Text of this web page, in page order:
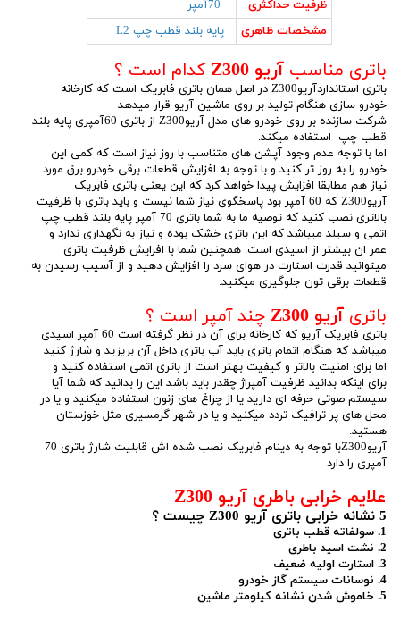
ظرفیت حداکثری
مشخصات ظاهری
پایه بلند قطب چپ L2
باتری مناسب آریو Z300 کدام است ؟
باتری استانداردآریوZ300 در اصل همان باتری فابریک است که کارخانه
خودرو سازی هنگام تولید بر روی ماشین آریو قرار میدهد
شرکت سازنده بر روی خودرو های مدل آریوZ300 از باتری 60آمپری پایه بلند
قطب چپ استفاده میکند.
اما با توجه عدم وجود آپشن های متناسب با روز نیاز است که کمی این
خودرو را به روز تر کنید و با توجه به افزایش قطعات برقی خودرو برق مورد
نیاز هم مطابقا افزایش پیدا خواهد کرد که این یعنی باتری فابریک
آریوZ300 که 60 آمپر بود پاسخگوی نیاز شما نیست و باید باتری با ظرفیت
بالاتری نصب کنید که توصیه ما به شما باتری 70 آمپر پایه بلند قطب چپ
اتمی و سیلد میباشد که این باتری خشک بوده و نیاز به نگهداری ندارد و
عمر ان بیشتر از اسیدی است. همچنین شما با افزایش ظرفیت باتری
میتوانید قدرت استارت در هوای سرد را افزایش دهید و از آسیب رسیدن به
قطعات برقی تون جلوگیری میکنید.
باتری آریو Z300 چند آمپر است ؟
باتری فابریک آریو که کارخانه برای آن در نظر گرفته است 60 آمپر اسیدی
میباشد که هنگام اتمام باتری باید آب باتری داخل آن بریزید و شارژ کنید
اما برای امنیت بالاتر و کیفیت بهتر است از باتری اتمی استفاده کنید و
برای اینکه بدانید ظرفیت آمپراژ چقدر باید باشد این را بدانید که شما آیا
سیستم صوتی حرفه ای دارید یا از چراغ های زنون استفاده میکنید و یا در
محل های پر ترافیک تردد میکنید و یا در شهر گرمسیری مثل خوزستان
هستید.
آریوZ300با توجه به دینام فابریک نصب شده اش قابلیت شارژ باتری 70
آمپری را دارد
علایم خرابی باطری آریو Z300
5 نشانه خرابی باتری آریو Z300 چیست ؟
1. سولفاته قطب باتری
2. نشت اسید باطری
3. استارت اولیه ضعیف
4. نوسانات سیستم گاز خودرو
5. خاموش شدن نشانه کیلومتر ماشین